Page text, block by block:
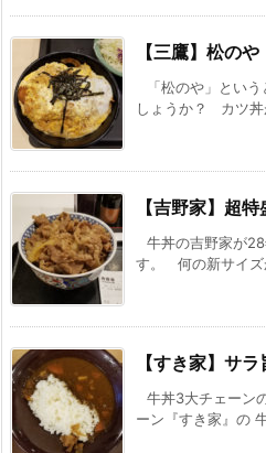
【三鷹】松のや
「松のや」とい
しょうか？ カツ
【吉野家】超
牛丼の吉野家が
す。 何の新サイズ
【すき家】サ
牛丼3大チェーン
ーン『すき家』の